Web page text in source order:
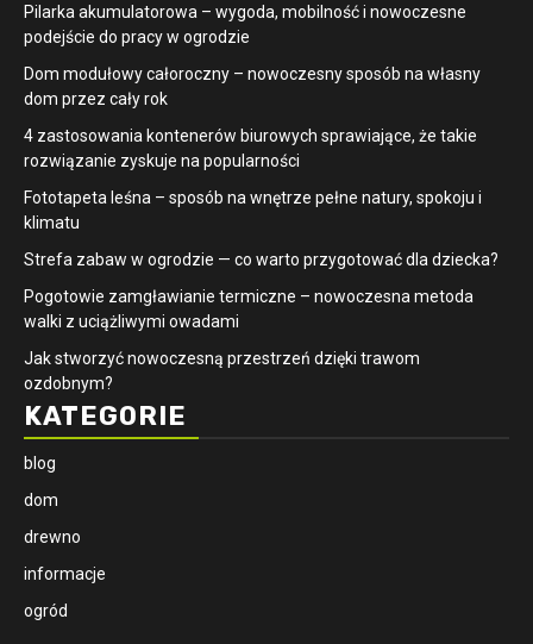
Pilarka akumulatorowa – wygoda, mobilność i nowoczesne
podejście do pracy w ogrodzie
Dom modułowy całoroczny – nowoczesny sposób na własny
dom przez cały rok
4 zastosowania kontenerów biurowych sprawiające, że takie
rozwiązanie zyskuje na popularności
​Fototapeta leśna – sposób na wnętrze pełne natury, spokoju i
klimatu
Strefa zabaw w ogrodzie — co warto przygotować dla dziecka?
Pogotowie zamgławianie termiczne – nowoczesna metoda
walki z uciążliwymi owadami
Jak stworzyć nowoczesną przestrzeń dzięki trawom
ozdobnym?
KATEGORIE
blog
dom
drewno
informacje
ogród